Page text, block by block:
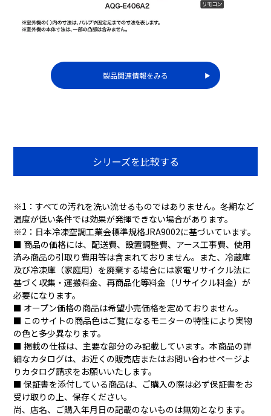
製品関連情報をみる ▶︎
シリーズを比較する
※1：すべての汚れを洗い流せるものではありません。冬期など
温度が低い条件では効果が発揮できない場合があります。
※2：日本冷凍空調工業会標準規格JRA9002に基づいています。
■ 商品の価格には、配送費、設置調整費、アース工事費、使用
済み商品の引取り費用等は含まれておりません。また、冷蔵庫
及び冷凍庫（家庭用）を廃棄する場合には家電リサイクル法に
基づく収集・運搬料金、再商品化等料金（リサイクル料金）が
必要になります。
■ オープン価格の商品は希望小売価格を定めておりません。
■ このサイトの商品色はご覧になるモニターの特性により実物
の色と多少異なります。
■ 掲載の仕様は、主要な部分のみ記載しています。本商品の詳
細なカタログは、お近くの販売店またはお問い合わせページよ
りカタログ請求をお願いいたします。
■ 保証書を添付している商品は、ご購入の際は必ず保証書をお
受け取りの上、保存ください。
尚、店名、ご購入年月日の記載のないものは無効となります。